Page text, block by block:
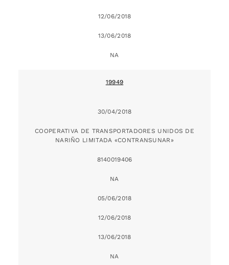
12/06/2018
13/06/2018
NA
19949
30/04/2018
COOPERATIVA DE TRANSPORTADORES UNIDOS DE
NARIÑO LIMITADA «CONTRANSUNAR»
8140019406
NA
05/06/2018
12/06/2018
13/06/2018
NA